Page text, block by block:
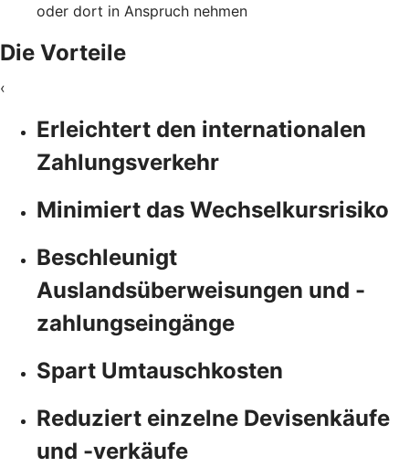
oder dort in Anspruch nehmen
Die Vorteile
‹
Erleichtert den internationalen
Zahlungsverkehr
Minimiert das Wechselkursrisiko
Beschleunigt
Auslandsüberweisungen und -
zahlungseingänge
Spart Umtauschkosten
Reduziert einzelne Devisenkäufe
und -verkäufe